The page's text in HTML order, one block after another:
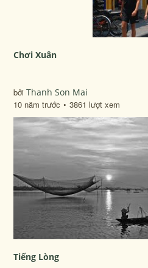
Chơi Xuân
bởiThanh Son Mai
10 năm trước
3861 lượt xem
Tiếng Lòng